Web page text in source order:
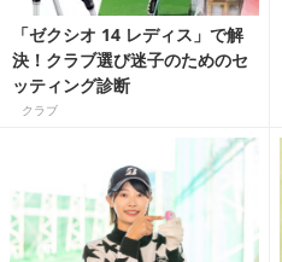
「ゼクシオ 14 レディス」で解
決！クラブ選び迷子のためのセ
ッティング診断
クラブ